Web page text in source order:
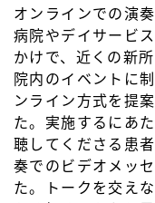
オンラインでの演
病院やデイサービ
かけで、近くの新
院内のイベントに
ンライン方式を提
た。実施するにあ
聴してくださる患
奏でのビデオメッ
た。トークを交え